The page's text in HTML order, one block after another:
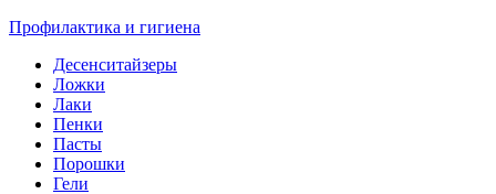
Профилактика и гигиена
Десенситайзеры
Ложки
Лаки
Пенки
Пасты
Порошки
Гели